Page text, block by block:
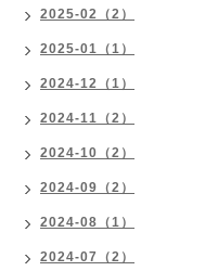
2025-02（2）
2025-01（1）
2024-12（1）
2024-11（2）
2024-10（2）
2024-09（2）
2024-08（1）
2024-07（2）